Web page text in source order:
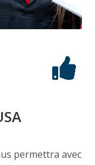
permettra avec